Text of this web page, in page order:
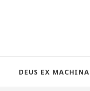
DEUS EX MACHINA